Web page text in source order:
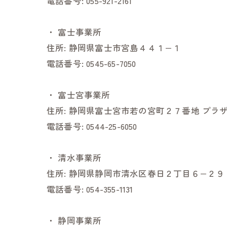
・ 富士事業所
住所: 静岡県富士市宮島４４１−１
電話番号:0545-65-7050
・ 富士宮事業所
住所: 静岡県富士宮市若の宮町２７番地 プラ
電話番号:0544-25-6050
・ 清水事業所
住所: 静岡県静岡市清水区春日２丁目６−２９
電話番号:054-355-1131
・静岡事業所